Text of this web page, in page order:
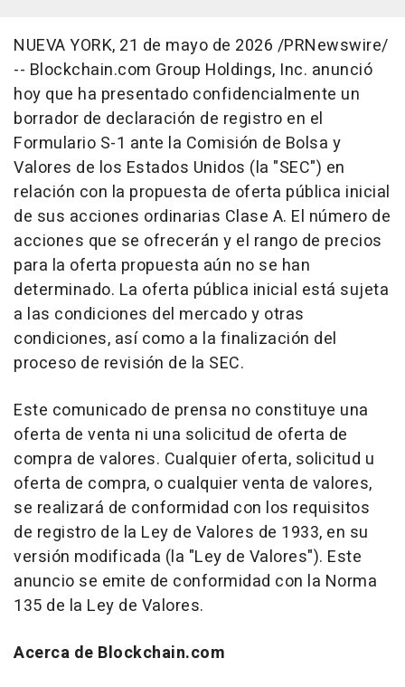
NUEVA YORK, 21 de mayo de 2026 /PRNewswire/
-- Blockchain.com Group Holdings, Inc. anunció
hoy que ha presentado confidencialmente un
borrador de declaración de registro en el
Formulario S-1 ante la Comisión de Bolsa y
Valores de los Estados Unidos (la "SEC") en
relación con la propuesta de oferta pública inicial
de sus acciones ordinarias Clase A. El número de
acciones que se ofrecerán y el rango de precios
para la oferta propuesta aún no se han
determinado. La oferta pública inicial está sujeta
a las condiciones del mercado y otras
condiciones, así como a la finalización del
proceso de revisión de la SEC.
Este comunicado de prensa no constituye una
oferta de venta ni una solicitud de oferta de
compra de valores. Cualquier oferta, solicitud u
oferta de compra, o cualquier venta de valores,
se realizará de conformidad con los requisitos
de registro de la Ley de Valores de 1933, en su
versión modificada (la "Ley de Valores"). Este
anuncio se emite de conformidad con la Norma
135 de la Ley de Valores.
Acerca de Blockchain.com